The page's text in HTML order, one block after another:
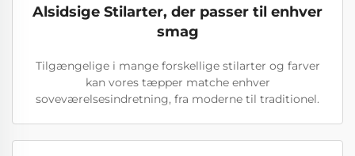
Alsidsige Stilarter, der passer til enhver
smag
Tilgængelige i mange forskellige stilarter og farver
kan vores tæpper matche enhver
soveværelsesindretning, fra moderne til traditionel.